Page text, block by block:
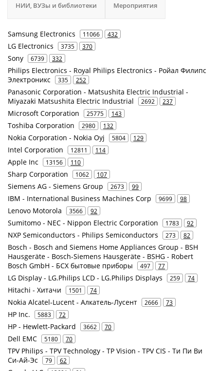
НИИ, ВУЗы и библиотеки Мероприятия
Samsung Electronics 11066 432
LG Electronics 3735 370
Sony 6739 332
Philips Electronics - Royal Philips Electronics - Ройал Филипс
Электроникс
335 252
Panasonic Corporation - Matsushita Electric Industrial -
Miyazaki Matsushita Electric Industrial
2692 237
Microsoft Corporation 25775 143
Toshiba Corporation 2980 132
Nokia Corporation - Nokia Oyj 5804 129
Intel Corporation 12811 114
Apple Inc 13156 110
Sharp Corporation 1062 107
Siemens AG - Siemens Group 2673 99
IBM - International Business Machines Corp 9699 98
Lenovo Motorola 3566 92
Sumitomo - NEC - Nippon Electric Corporation 1783 92
NXP Semiconductors - Philips Semiconductors 273 82
Bosch - Bosch and Siemens Home Appliances Group - BSH
Hausgeräte - Bosch-Siemens Hausgeräte - BSHG - Robert
Bosch GmbH - БСХ бытовые приборы
497 77
LG Display - LG.Philips LCD - LG.Philips Displays 259 74
Hitachi - Хитачи 1501 74
Nokia Alcatel-Lucent - Алкатель-Лусент 2666 73
HP Inc. 5883 72
HP - Hewlett-Packard 3662 70
Dell EMC 5180 70
TPV Philips - TPV Technology - TP Vision - TPV CIS - Ти Пи Ви
Си-Ай-Эс
79 62